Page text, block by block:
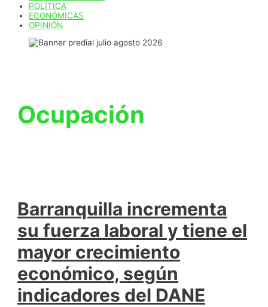
POLÍTICA
ECONÓMICAS
OPINIÓN
Ocupación
Barranquilla incrementa
su fuerza laboral y tiene el
mayor crecimiento
económico, según
indicadores del DANE